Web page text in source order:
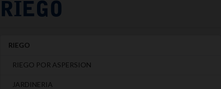
RIEGO
RIEGO
RIEGO POR ASPERSION
JARDINERIA